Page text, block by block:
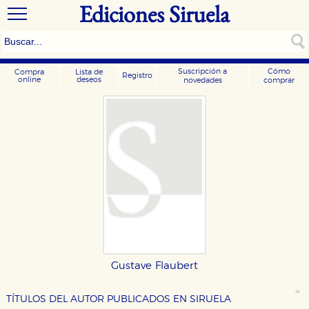
Ediciones Siruela
Compra
online
Lista de
deseos
Registro
Suscripción a
novedades
Cómo
comprar
Gustave Flaubert
TÍTULOS DEL AUTOR PUBLICADOS EN SIRUELA